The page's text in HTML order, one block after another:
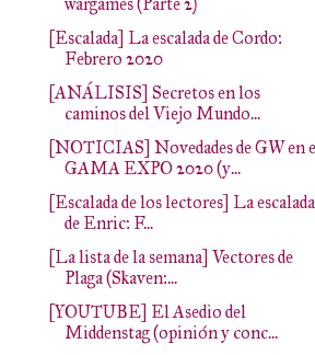
[Escalada] La escalada de Cordo:
Febrero 2020
[ANÁLISIS] Secretos en los
caminos del Viejo Mundo...
[NOTICIAS] Novedades de GW en
GAMA EXPO 2020 (y...
[Escalada de los lectores] La escalada
de Enric: F...
[La lista de la semana] Vectores de
Plaga (Skaven:...
[YOUTUBE] El Asedio del
Middenstag (opinión y conc...